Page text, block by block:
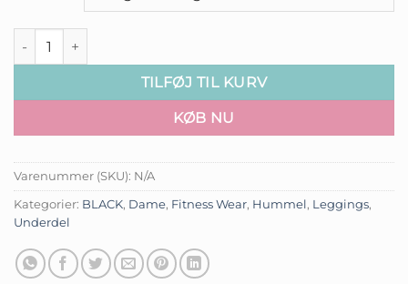
Hummel – Ci Seamless Midwaist Leggings – Riviera Melange
TILFØJ TIL KURV
KØB NU
Varenummer (SKU): N/A
Kategorier: BLACK, Dame, Fitness Wear, Hummel, Leggings,
Underdel